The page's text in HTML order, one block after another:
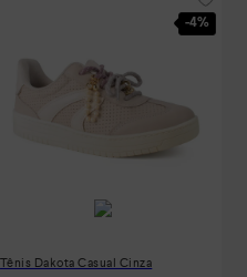
-4%
Tênis Dakota Casual Cinza